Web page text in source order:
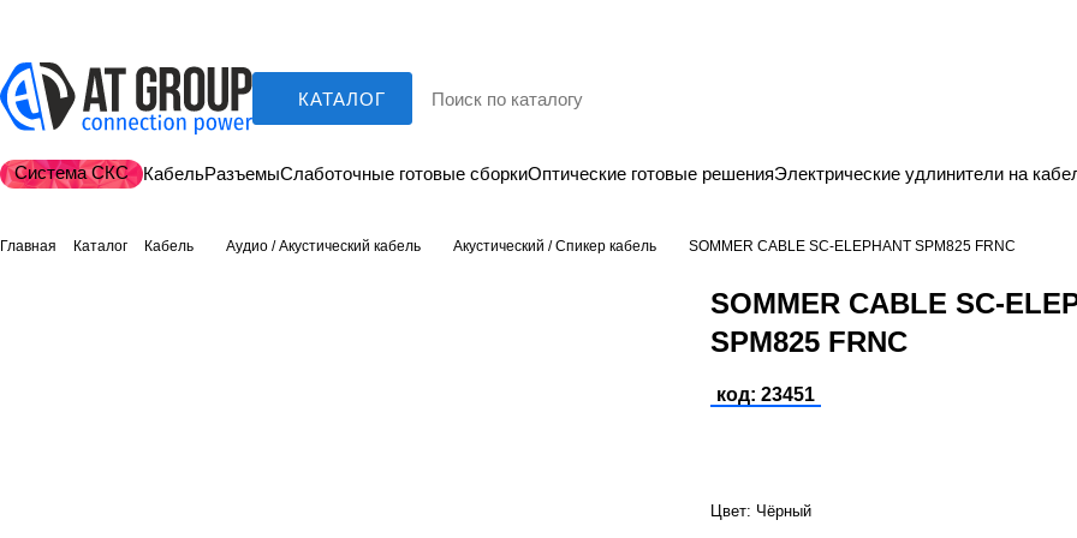
КАТАЛОГ
Система СКС КабельРазъемыСлаботочные готовые сборкиОптические готовые решенияЭлектрические удлинители на
Главная Каталог Кабель Аудио / Акустический кабель Акустический / Спикер кабель SOMMER CABLE SC-ELEPHANT SPM825 FRNC
SOMMER CABLE SC-
SPM825 FRNC
код: 23451
Цвет: Чёрный